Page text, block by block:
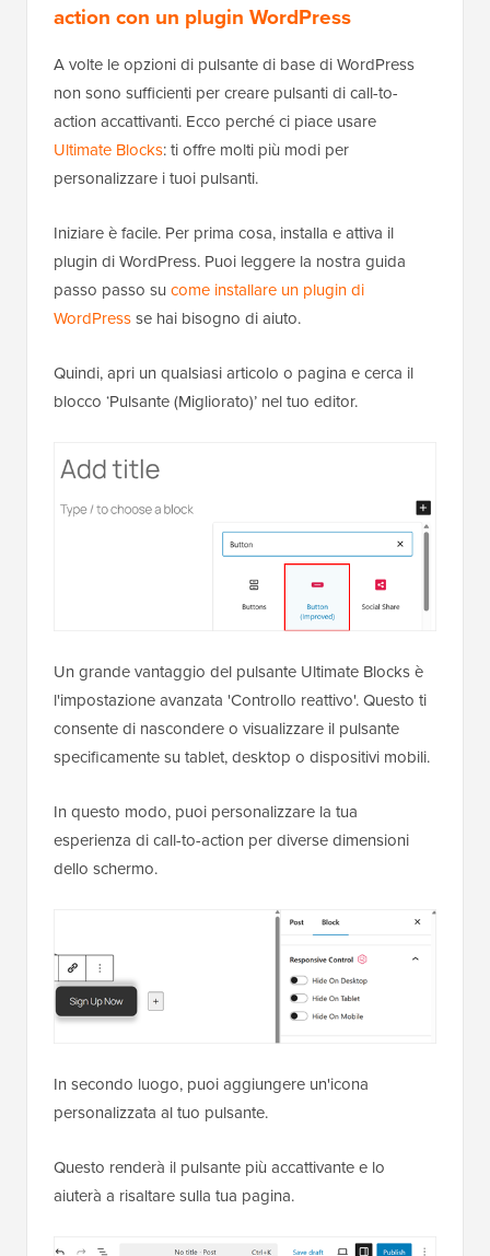
action con un plugin WordPress
A volte le opzioni di pulsante di base di WordPress
non sono sufficienti per creare pulsanti di call-to-
action accattivanti. Ecco perché ci piace usare
Ultimate Blocks: ti offre molti più modi per
personalizzare i tuoi pulsanti.
Iniziare è facile. Per prima cosa, installa e attiva il
plugin di WordPress. Puoi leggere la nostra guida
passo passo su come installare un plugin di
WordPressse hai bisogno di aiuto.
Quindi, apri un qualsiasi articolo o pagina e cerca il
blocco ‘Pulsante (Migliorato)’ nel tuo editor.
Un grande vantaggio del pulsante Ultimate Blocks è
l'impostazione avanzata 'Controllo reattivo'. Questo ti
consente di nascondere o visualizzare il pulsante
specificamente su tablet, desktop o dispositivi mobili.
In questo modo, puoi personalizzare la tua
esperienza di call-to-action per diverse dimensioni
dello schermo.
In secondo luogo, puoi aggiungere un'icona
personalizzata al tuo pulsante.
Questo renderà il pulsante più accattivante e lo
aiuterà a risaltare sulla tua pagina.